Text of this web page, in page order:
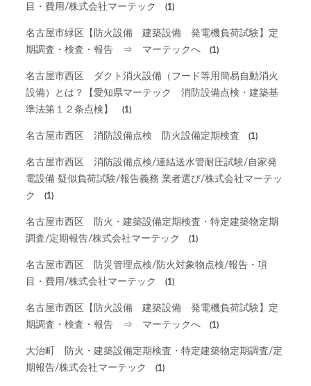
目・費用/株式会社マーテック
(1)
名古屋市緑区【防火設備 建築設備 発電機負荷試験】定
期調査・検査・報告 ⇒ マーテックへ
(1)
名古屋市西区 ダクト消火設備（フード等用簡易自動消火
設備）とは？【愛知県マーテック 消防設備点検・建築基
準法第１２条点検】
(1)
名古屋市西区 消防設備点検 防火設備定期検査 (1)
名古屋市西区 消防設備点検/連結送水管耐圧試験/自家発
電設備 疑似負荷試験/報告義務 業者選び/株式会社マーテッ
ク
(1)
名古屋市西区 防火・建築設備定期検査・特定建築物定期
調査/定期報告/株式会社マーテック
(1)
名古屋市西区 防災管理点検/防火対象物点検/報告・項
目・費用/株式会社マーテック
(1)
名古屋市西区【防火設備 建築設備 発電機負荷試験】定
期調査・検査・報告 ⇒ マーテックへ
(1)
大治町 防火・建築設備定期検査・特定建築物定期調査/定
期報告/株式会社マーテック
(1)